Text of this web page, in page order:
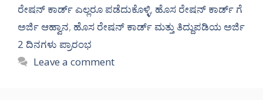
ರೇಷನ್ ಕಾರ್ಡ್ ಎಲ್ಲರೂ ಪಡೆದುಕೊಳ್ಳಿ, ಹೊಸ ರೇಷನ್ ಕಾರ್ಡ್ ಗೆ
ಅರ್ಜಿ ಆಹ್ವಾನ, ಹೊಸ ರೇಷನ್ ಕಾರ್ಡ್ ಮತ್ತು ತಿದ್ದುಪಡಿಯ ಅರ್ಜಿ
2 ದಿನಗಳು ಪ್ರಾರಂಭ
Leave a comment